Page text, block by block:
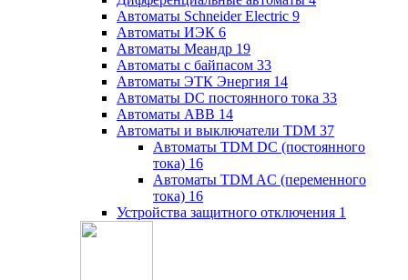
Автоматы Schneider Electric 9
Автоматы ИЭК 6
Автоматы Меандр 19
Автоматы с байпасом 33
Автоматы ЭТК Энергия 14
Автоматы DC постоянного тока 33
Автоматы ABB 14
Автоматы и выключатели TDM 37
Автоматы TDM DC (постоянного
тока) 16
Автоматы TDM AC (переменного
тока) 16
Устройства защитного отключения 1